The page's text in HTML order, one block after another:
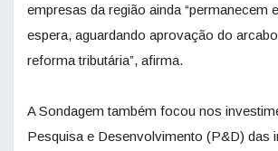
empresas da região ainda “permanecem
espera, aguardando aprovação do
reforma tributária”, afirma.
A Sondagem também focou nos
Pesquisa e Desenvolvimento (P&D) das